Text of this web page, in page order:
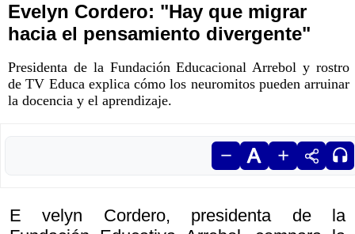
Evelyn Cordero: "Hay que migrar
hacia el pensamiento divergente"
Presidenta de la Fundación Educacional Arrebol y rostro
de TV Educa explica cómo los neuromitos pueden arruinar
la docencia y el aprendizaje.
E velyn Cordero, presidenta de la